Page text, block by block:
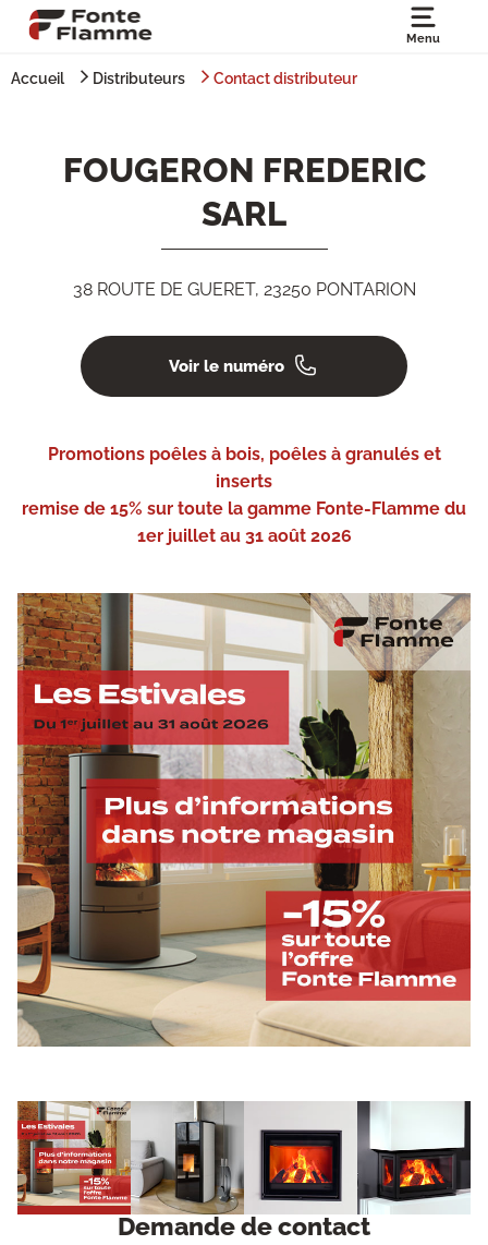
Menu
Accueil Distributeurs Contact distributeur
FOUGERON FREDERIC
SARL
38 ROUTE DE GUERET, 23250 PONTARION
Voir le numéro
Promotions poêles à bois, poêles à granulés et
inserts
remise de 15% sur toute la gamme Fonte-Flamme du
1er juillet au 31 août 2026
Demande de contact